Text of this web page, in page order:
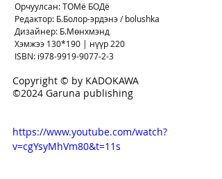
Орчуулсан: ТОМё БОДё
Редактор: Б.Болор-эрдэнэ / bolushka
Дизайнер: Б.Мөнхмэнд
Хэмжээ 130*190 | нүүр 220
ISBN: i978-9919-9077-2-3
Copyright © by KADOKAWA
©2024 Garuna publishing
https://www.youtube.com/watch?
v=cgYsyMhVm80&t=11s